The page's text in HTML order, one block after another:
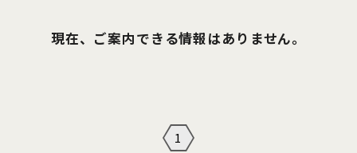
現在、ご案内できる情報はありません。
1